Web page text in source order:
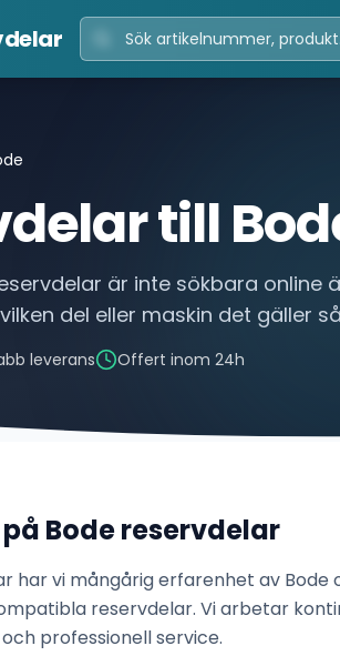
till
är inte sökbara online
del eller maskin det gäller
leverans Offert inom 24h
Bodereservdelar
har vi mångårig erfarenhet av Bode
reservdelar. Vi arbetar
professionell service.